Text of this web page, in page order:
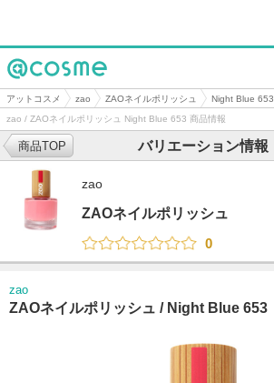
@cosme
アットコスメ zao ZAOネイルポリッシュ
Night Blue 653
zao / ZAOネイルポリッシュ Night Blue 653 商品情報
バリエーション情報
商品TOP
zao
ZAOネイルポリッシュ
0
zao
ZAOネイルポリッシュ / Night Blue 653